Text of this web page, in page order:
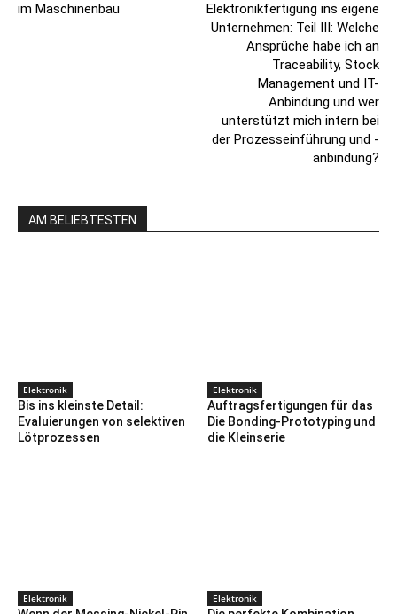
im Maschinenbau
Elektronikfertigung ins eigene
Unternehmen: Teil III: Welche
Ansprüche habe ich an
Traceability, Stock
Management und IT-
Anbindung und wer
unterstützt mich intern bei
der Prozesseinführung und -
anbindung?
AM BELIEBTESTEN
Elektronik
Bis ins kleinste Detail:
Evaluierungen von selektiven
Lötprozessen
Elektronik
Auftragsfertigungen für das
Die Bonding-Prototyping und
die Kleinserie
Elektronik Elektronik